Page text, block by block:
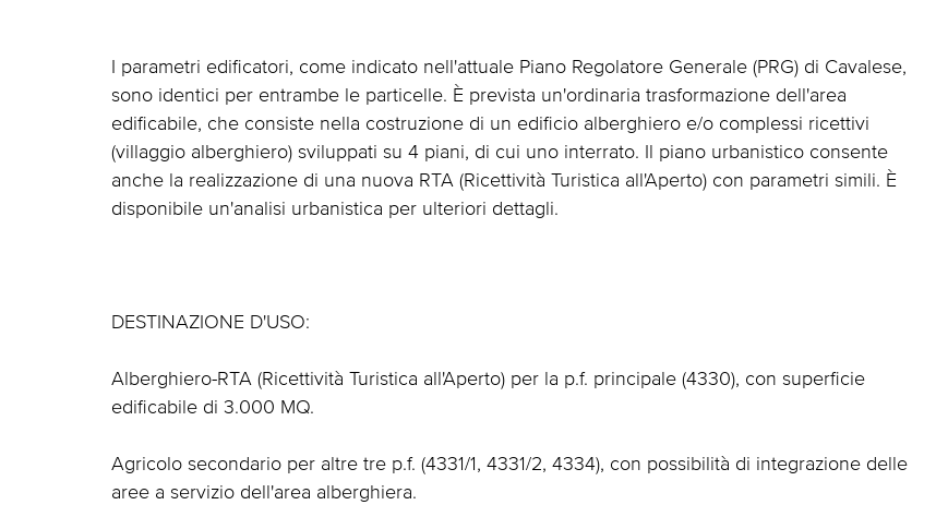
I parametri edificatori, come indicato nell'attuale Piano Regolatore Generale (PRG) di Cavalese,
sono identici per entrambe le particelle. È prevista un'ordinaria trasformazione dell'area
edificabile, che consiste nella costruzione di un edificio alberghiero e/o complessi ricettivi
(villaggio alberghiero) sviluppati su 4 piani, di cui uno interrato. Il piano urbanistico consente
anche la realizzazione di una nuova RTA (Ricettività Turistica all'Aperto) con parametri simili. È
disponibile un'analisi urbanistica per ulteriori dettagli.
DESTINAZIONE D'USO:
Alberghiero-RTA (Ricettività Turistica all'Aperto) per la p.f. principale (4330), con superficie
edificabile di 3.000 MQ.
Agricolo secondario per altre tre p.f. (4331/1, 4331/2, 4334), con possibilità di integrazione delle
aree a servizio dell'area alberghiera.